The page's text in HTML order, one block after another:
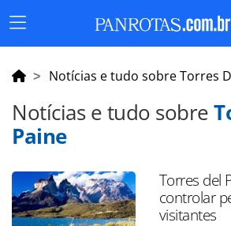
Menu
Principal
Notícias e tudo sobre Torres
Notícias e tudo sobre
Paine
Torres del
controlar
visitantes